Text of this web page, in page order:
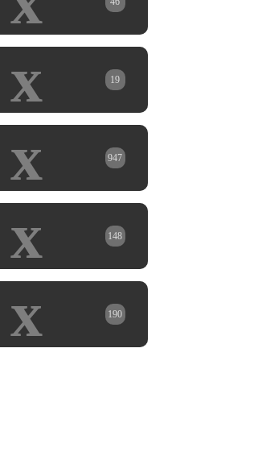
x 19
x 947
x 148
x 190